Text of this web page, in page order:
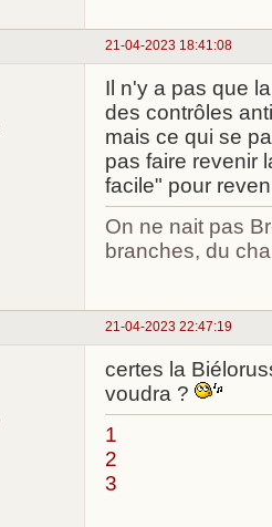
21-04-2023 18:41:08
Il n'y a pas que
des contrôles
mais ce qui se
pas faire revenir
facile" pour
On ne nait pas
branches, du
21-04-2023 22:47:19
certes la
voudra ?
1
2
3